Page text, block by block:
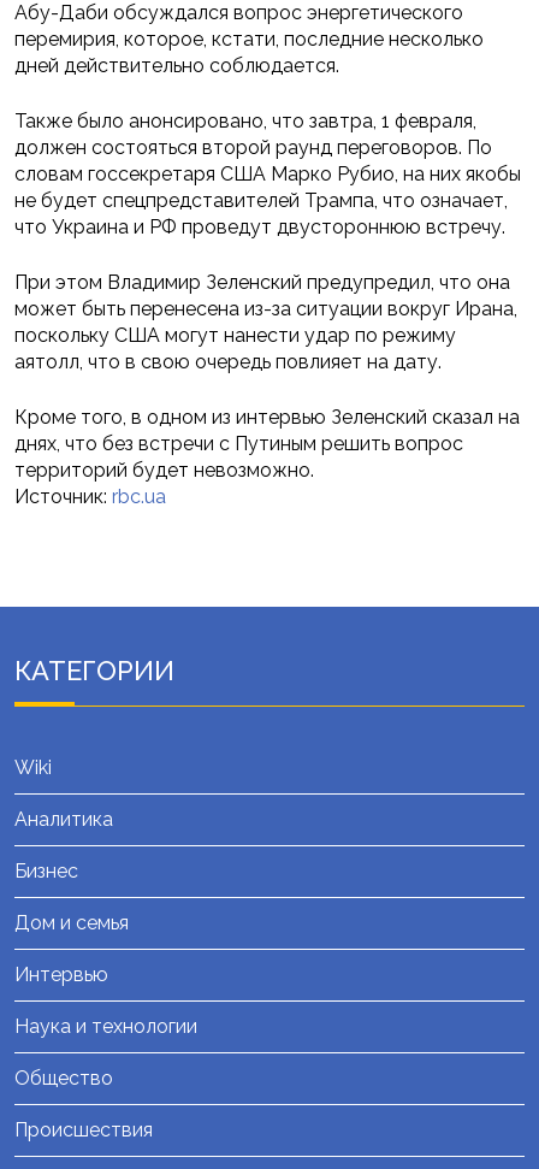
Абу-Даби обсуждался вопрос энергетического
перемирия, которое, кстати, последние несколько
дней действительно соблюдается.
Также было анонсировано, что завтра, 1 февраля,
должен состояться второй раунд переговоров. По
словам госсекретаря США Марко Рубио, на них якобы
не будет спецпредставителей Трампа, что означает,
что Украина и РФ проведут двустороннюю встречу.
При этом Владимир Зеленский предупредил, что она
может быть перенесена из-за ситуации вокруг Ирана,
поскольку США могут нанести удар по режиму
аятолл, что в свою очередь повлияет на дату.
Кроме того, в одном из интервью Зеленский сказал на
днях, что без встречи с Путиным решить вопрос
территорий будет невозможно.
Источник: rbc.ua
КАТЕГОРИИ
Wiki
Аналитика
Бизнес
Дом и семья
Интервью
Наука и технологии
Общество
Происшествия